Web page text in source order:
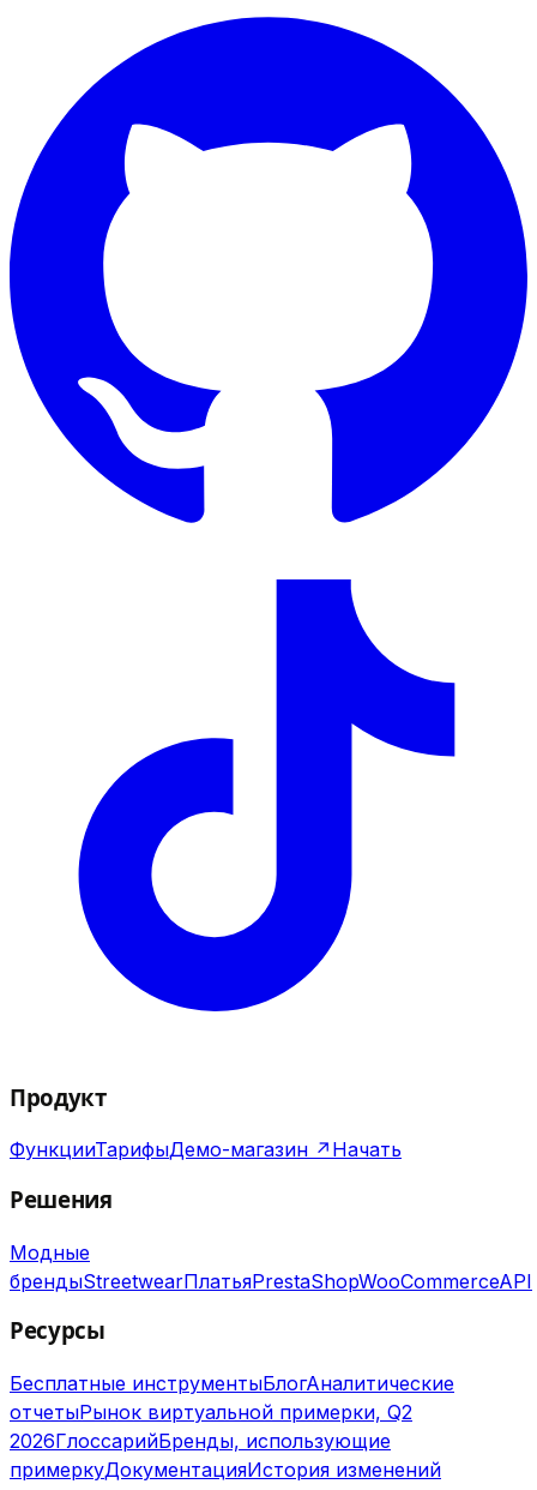
Продукт
ФункцииТарифыДемо-магазин ↗ Начать
Решения
Модные
брендыStreetwearПлатьяPrestaShopWooCommerceAPI
Ресурсы
Бесплатные инструментыБлогАналитические
отчетыРынок виртуальной примерки, Q2
2026ГлоссарийБренды, использующие
примеркуДокументацияИстория изменений